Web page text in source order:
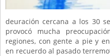
deuración cercana a los 30
provocó mucha
regiones, con gente a pie y
en recuerdo al pasado